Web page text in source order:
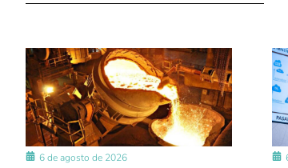
6 de agosto de 2026